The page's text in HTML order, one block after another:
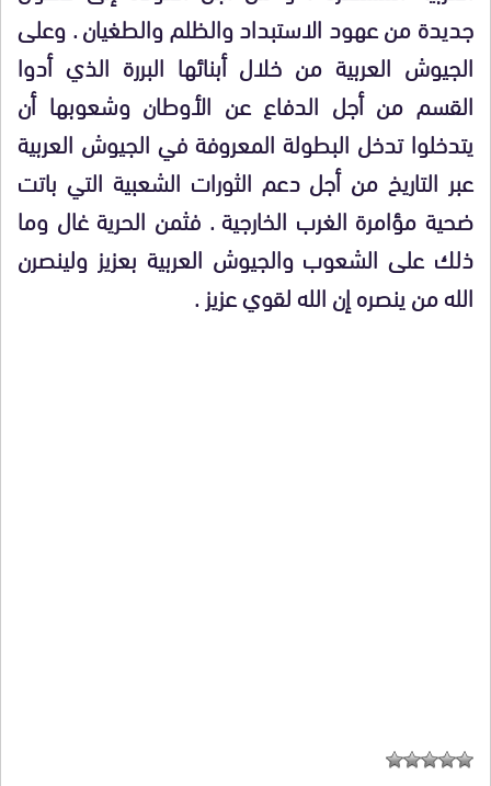
جديدة من عهود الاستبدادوالظلم والطغيان . وعلى
الجيوش العربية من خلال أبنائها البررة الذي أدوا
القسم من أجل الدفاع عن الأوطان وشعوبها أن
يتدخلوا تدخل البطولة المعروفة في الجيوش العربية
عبر التاريخ من أجل دعم الثورات الشعبية التي باتت
ضحية مؤامرة الغرب الخارجية . فثمن الحرية غال وما
ذلك على الشعوب والجيوش العربية بعزيز ولينصرن
الله من ينصره إن الله لقوي عزيز .